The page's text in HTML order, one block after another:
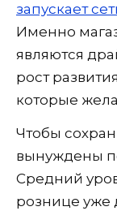
запускает
Именно
являются
рост
которые
Чтобы
вынуждены
Средний
рознице уже